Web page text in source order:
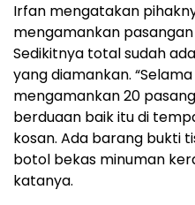
Irfan mengatakan
mengamankan
Sedikitnya total sudah
yang diamankan.
mengamankan 20
berduaan baik itu di
kosan. Ada barang bukti
botol bekas minuman
katanya.